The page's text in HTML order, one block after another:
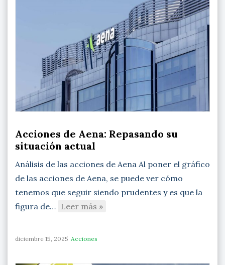
Acciones de Aena: Repasando su
situación actual
Análisis de las acciones de Aena Al poner el gráfico
de las acciones de Aena, se puede ver cómo
tenemos que seguir siendo prudentes y es que la
figura de… Leer más »
diciembre 15, 2025 Acciones